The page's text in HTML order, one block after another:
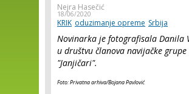
Nejra Hasečić
18/06/2020
KRIK oduzimanje opreme Srbija
Novinarka je fotografisala Danila
u društvu članova navijačke grupe
"Janjičari".
Foto: Privatna arhiva/Bojana Pavlović